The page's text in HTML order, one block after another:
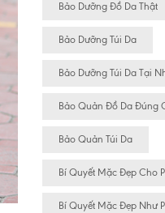
Bảo Dưỡng Đồ Da Thật
Bảo Dưỡng Túi Da
Bảo Dưỡng Túi Da Tại
Bảo Quản Đồ Da Đúng
Bảo Quản Túi Da
Bí Quyết Mặc Đẹp Cho
Bí Quyết Mặc Đẹp Như